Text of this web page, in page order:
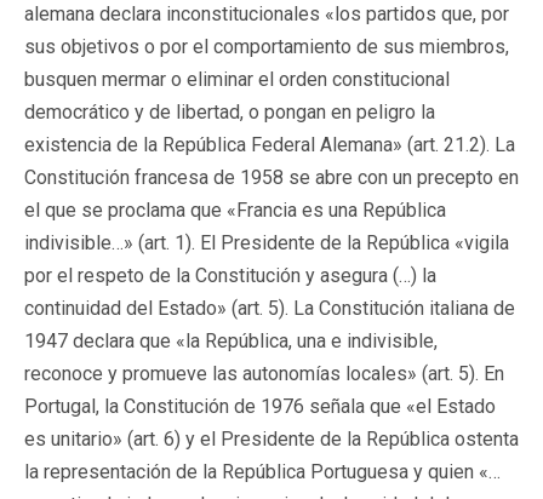
alemana declara inconstitucionales «los partidos que, por
sus objetivos o por el comportamiento de sus miembros,
busquen mermar o eliminar el orden constitucional
democrático y de libertad, o pongan en peligro la
existencia de la República Federal Alemana» (art. 21.2). La
Constitución francesa de 1958 se abre con un precepto en
el que se proclama que «Francia es una República
indivisible…» (art. 1). El Presidente de la República «vigila
por el respeto de la Constitución y asegura (…) la
continuidad del Estado» (art. 5). La Constitución italiana de
1947 declara que «la República, una e indivisible,
reconoce y promueve las autonomías locales» (art. 5). En
Portugal, la Constitución de 1976 señala que «el Estado
es unitario» (art. 6) y el Presidente de la República ostenta
la representación de la República Portuguesa y quien «…